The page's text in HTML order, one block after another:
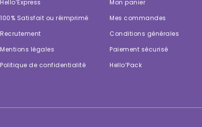
Hello’Express
100% Satisfait ou réimprimé
Recrutement
Mentions légales
Politique de confidentialité
Mon panier
Mes commandes
Conditions générales
Paiement sécurisé
Hello’Pack